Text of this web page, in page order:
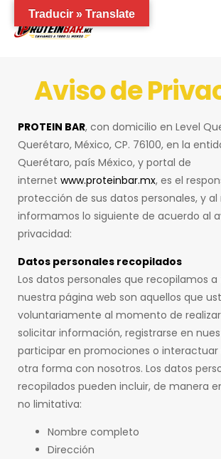
Aviso de
PROTEIN BAR, con domicilio en Level
Querétaro, México, CP. 76100, en la
Querétaro, país México, y portal de
internet www.proteinbar.mx, es el
protección de sus datos personales, y
informamos lo siguiente de acuerdo al
privacidad:
Datos personales recopilados
Los datos personales que recopilamos a
nuestra página web son aquellos que
voluntariamente al momento de
solicitar información, registrarse en
participar en promociones o interactuar
otra forma con nosotros. Los datos
recopilados pueden incluir, de manera
no limitativa:
Nombre completo
Dirección
Traducir » Translate